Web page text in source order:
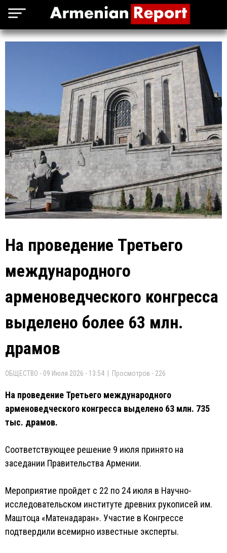
На проведение Третьего
международного
арменоведческого конгресса
выделено более 63 млн.
драмов
ОБЩЕСТВО - 09 Июля 2026 - 13:54 | Просмотров - 226
На проведение Третьего международного
арменоведческого конгресса выделено 63 млн. 735
тыс. драмов.
Соответствующее решение 9 июля принято на
заседании Правительства Армении.
Мероприятие пройдет с 22 по 24 июля в Научно-
исследовательском институте древних рукописей им.
Маштоца «Матенадаран». Участие в Конгрессе
подтвердили всемирно известные эксперты.